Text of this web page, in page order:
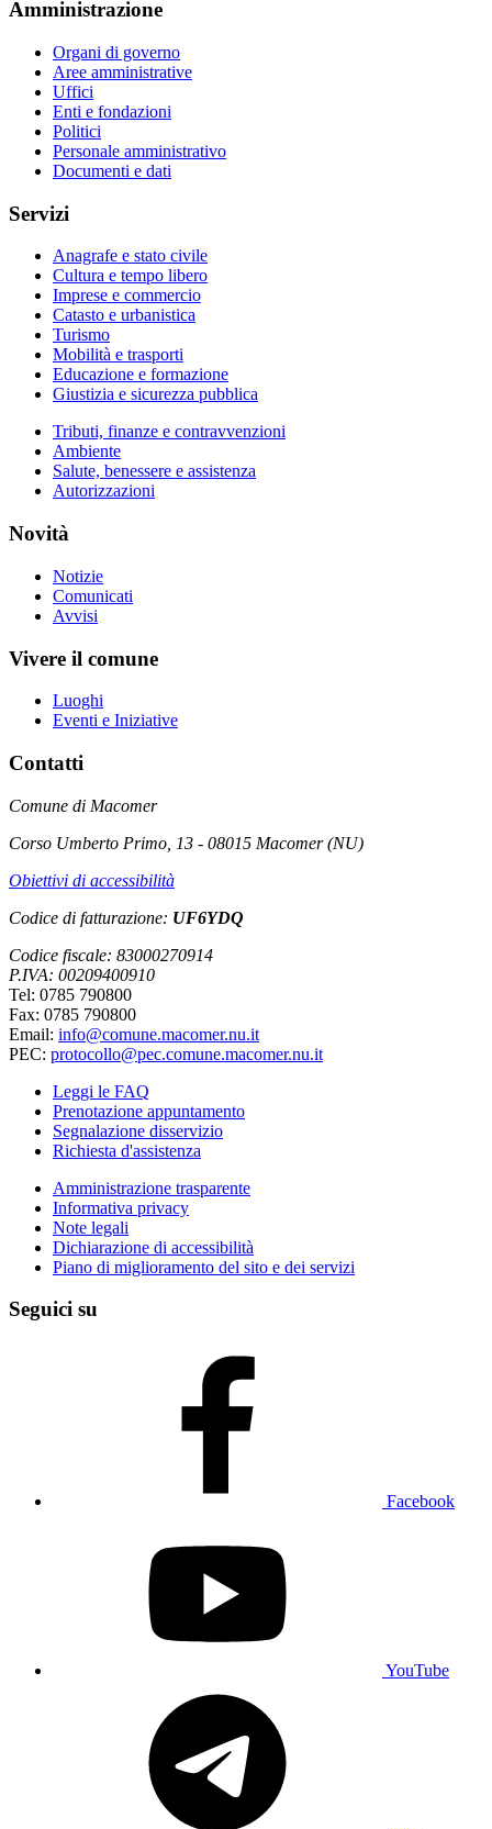
Amministrazione
Organi di governo
Aree amministrative
Uffici
Enti e fondazioni
Politici
Personale amministrativo
Documenti e dati
Servizi
Anagrafe e stato civile
Cultura e tempo libero
Imprese e commercio
Catasto e urbanistica
Turismo
Mobilità e trasporti
Educazione e formazione
Giustizia e sicurezza pubblica
Tributi, finanze e contravvenzioni
Ambiente
Salute, benessere e assistenza
Autorizzazioni
Novità
Notizie
Comunicati
Avvisi
Vivere il comune
Luoghi
Eventi e Iniziative
Contatti
Comune di Macomer
Corso Umberto Primo, 13 - 08015 Macomer (NU)
Obiettivi di accessibilità
Codice di fatturazione: UF6YDQ
Codice fiscale: 83000270914
P.IVA: 00209400910
Tel: 0785 790800
Fax: 0785 790800
Email: info@comune.macomer.nu.it
PEC: protocollo@pec.comune.macomer.nu.it
Leggi le FAQ
Prenotazione appuntamento
Segnalazione disservizio
Richiesta d'assistenza
Amministrazione trasparente
Informativa privacy
Note legali
Dichiarazione di accessibilità
Piano di miglioramento del sito e dei servizi
Seguici su
Facebook
YouTube